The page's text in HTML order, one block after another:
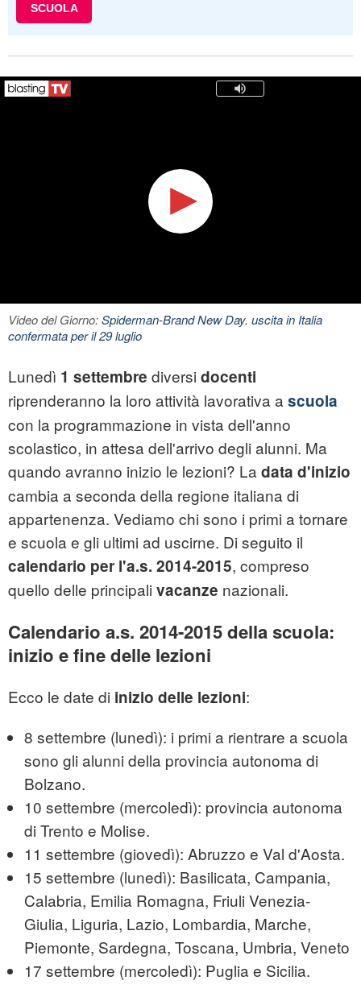
SCUOLA
Video del Giorno:Spiderman-Brand New Day. uscita in Italia
confermata per il 29 luglio
Lunedì 1 settembre diversi docenti
riprenderanno la loro attività lavorativa a scuola
con la programmazione in vista dell'anno
scolastico, in attesa dell'arrivo degli alunni. Ma
quando avranno inizio le lezioni? La data d'inizio
cambia a seconda della regione italiana di
appartenenza. Vediamo chi sono i primi a tornare
e scuola e gli ultimi ad uscirne. Di seguito il
calendario per l'a.s. 2014-2015, compreso
quello delle principali vacanze nazionali.
Calendario a.s. 2014-2015 della scuola:
inizio e fine delle lezioni
Ecco le date di inizio delle lezioni:
8 settembre (lunedì): i primi a rientrare a scuola
sono gli alunni della provincia autonoma di
Bolzano.
10 settembre (mercoledì): provincia autonoma
di Trento e Molise.
11 settembre (giovedì): Abruzzo e Val d'Aosta.
15 settembre (lunedì): Basilicata, Campania,
Calabria, Emilia Romagna, Friuli Venezia-
Giulia, Liguria, Lazio, Lombardia, Marche,
Piemonte, Sardegna, Toscana, Umbria, Veneto
17 settembre (mercoledì): Puglia e Sicilia.